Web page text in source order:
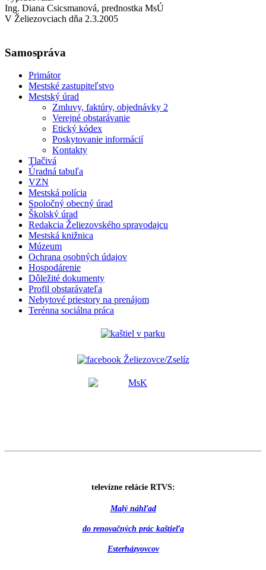
Ing. Diana Csicsmanová, prednostka MsÚ
V Želiezovciach dňa 2.3.2005
Samospráva
Primátor
Mestské zastupiteľstvo
Mestský úrad
Zmluvy, faktúry, objednávky 2
Verejné obstarávanie
Etický kódex
Poskytovanie informácií
Kontakty
Tlačivá
Úradná tabuľa
VZN
Mestská polícia
Spoločný obecný úrad
Školský úrad
Redakcia Želiezovského spravodajcu
Mestská knižnica
Múzeum
Ochrana osobných údajov
Hospodárenie
Dôležité dokumenty
Profil obstarávateľa
Nebytové priestory na prenájom
Terénna sociálna práca
televízne relácie RTVS:
Malý náhľad
do renovačných prác kaštieľa
Esterházyovcov